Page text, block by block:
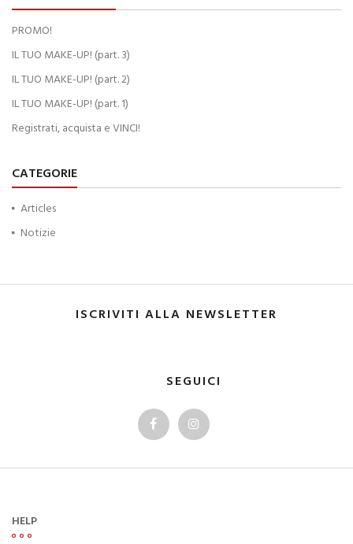
PROMO!
IL TUO MAKE-UP! (part. 3)
IL TUO MAKE-UP! (part. 2)
IL TUO MAKE-UP! (part. 1)
Registrati, acquista e VINCI!
CATEGORIE
Articles
Notizie
ISCRIVITI ALLA NEWSLETTER
SEGUICI
HELP